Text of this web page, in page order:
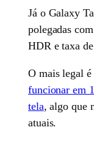
Já o Galaxy
polegadas
HDR e taxa
O mais legal é
funcionar em
tela, algo que
atuais.